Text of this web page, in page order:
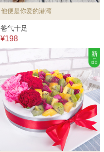
他便是你爱的港湾
爸气十足
¥198
新
品